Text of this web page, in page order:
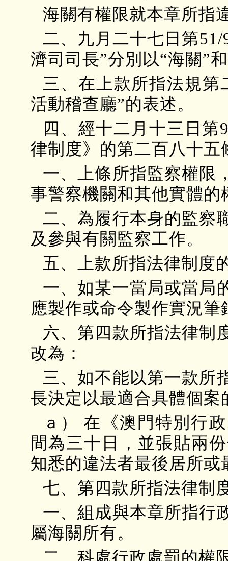
海關有權限就本章所指
二、九月二十七日第
濟司司長”分別以“海關”
三、在上款所指法規第
活動稽查廳”的表述。
四、經十二月十三日第
律制度》的第二百八十五
一、上條所指監察權限
事警察機關和其他實體的
二、為履行本身的監察
及參與有關監察工作。
五、上款所指法律制度
一、如某一當局或當局
應製作或命令製作實況
六、第四款所指法律制
改為：
三、如不能以第一款所
長決定以最適合具體個
ａ） 在《澳門特別行
間為三十日，並張貼兩
知悉的違法者最後居所或
七、第四款所指法律制
一、組成與本章所指行
屬海關所有。
二、科處行政處罰的權